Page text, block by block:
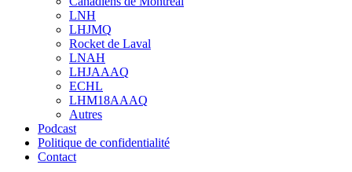
sub
menu
LNH
LHJMQ
Rocket de Laval
LNAH
LHJAAAQ
ECHL
LHM18AAAQ
Autres
Podcast
Politique de confidentialité
Contact